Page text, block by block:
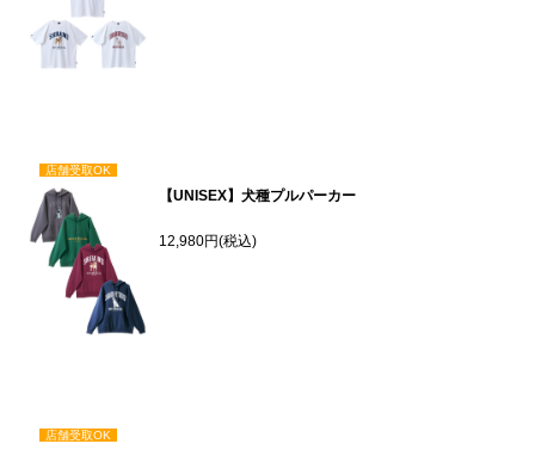
店舗受取OK
【UNISEX】犬種プルパーカー
12,980円(税込)
店舗受取OK